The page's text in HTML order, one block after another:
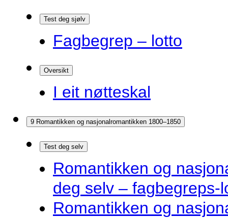
Test deg sjølv
Fagbegrep – lotto
Oversikt
I eit nøtteskal
9 Romantikken og nasjonalromantikken 1800–1850
Test deg selv
Romantikken og
deg selv – fagbegreps-
Romantikken og